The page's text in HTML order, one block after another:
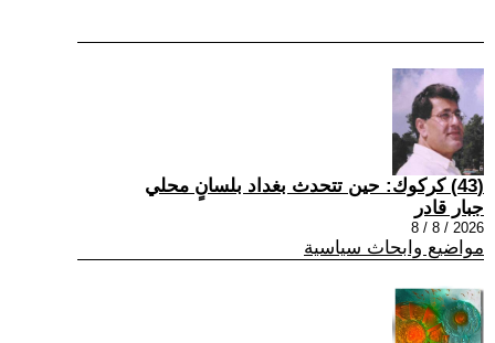
(43) كركوك: حين تتحدث بغداد بلسانٍ محلي
جبار قادر
2026 / 8 / 8
مواضيع وابحاث سياسية